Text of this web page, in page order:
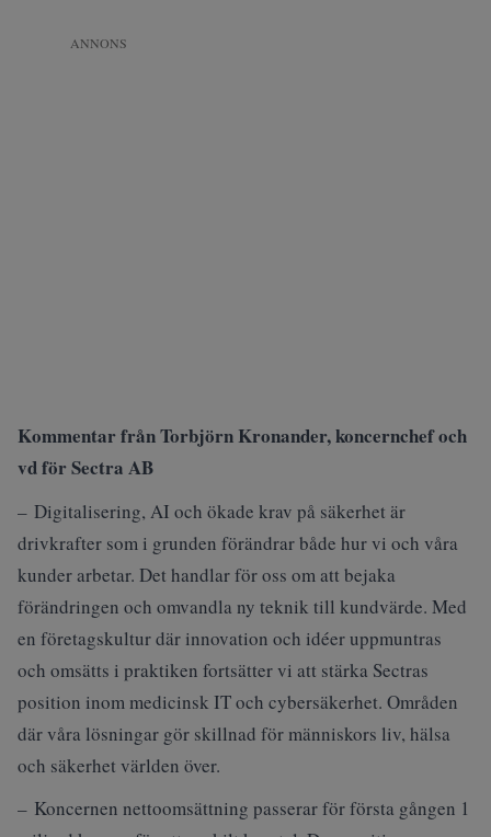
ANNONS
Kommentar från Torbjörn Kronander, koncernchef och
vd för Sectra AB
– Digitalisering, AI och ökade krav på säkerhet är
drivkrafter som i grunden förändrar både hur vi och våra
kunder arbetar. Det handlar för oss om att bejaka
förändringen och omvandla ny teknik till kundvärde. Med
en företagskultur där innovation och idéer uppmuntras
och omsätts i praktiken fortsätter vi att stärka Sectras
position inom medicinsk IT och cybersäkerhet. Områden
där våra lösningar gör skillnad för människors liv, hälsa
och säkerhet världen över.
– Koncernen nettoomsättning passerar för första gången 1